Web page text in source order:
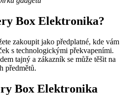
Box Elektronika?
zakoupit jako předplatné, kde vám
s technologickými překvapeními.
tajný a zákazník se může těšit na
předmětů.
Box Elektronika